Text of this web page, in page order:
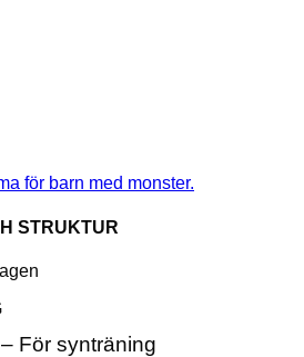
STRUKTUR
För synträning